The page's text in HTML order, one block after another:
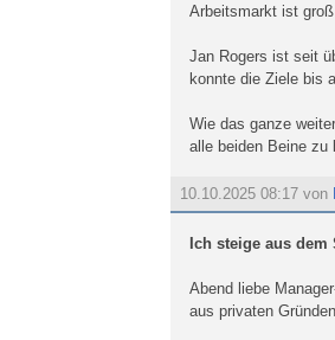
Arbeitsmarkt ist
Jan Rogers ist seit
konnte die Ziele bis
Wie das ganze
alle beiden Beine zu
10.10.2025 08:17 von
Ich steige aus
Abend liebe
aus privaten